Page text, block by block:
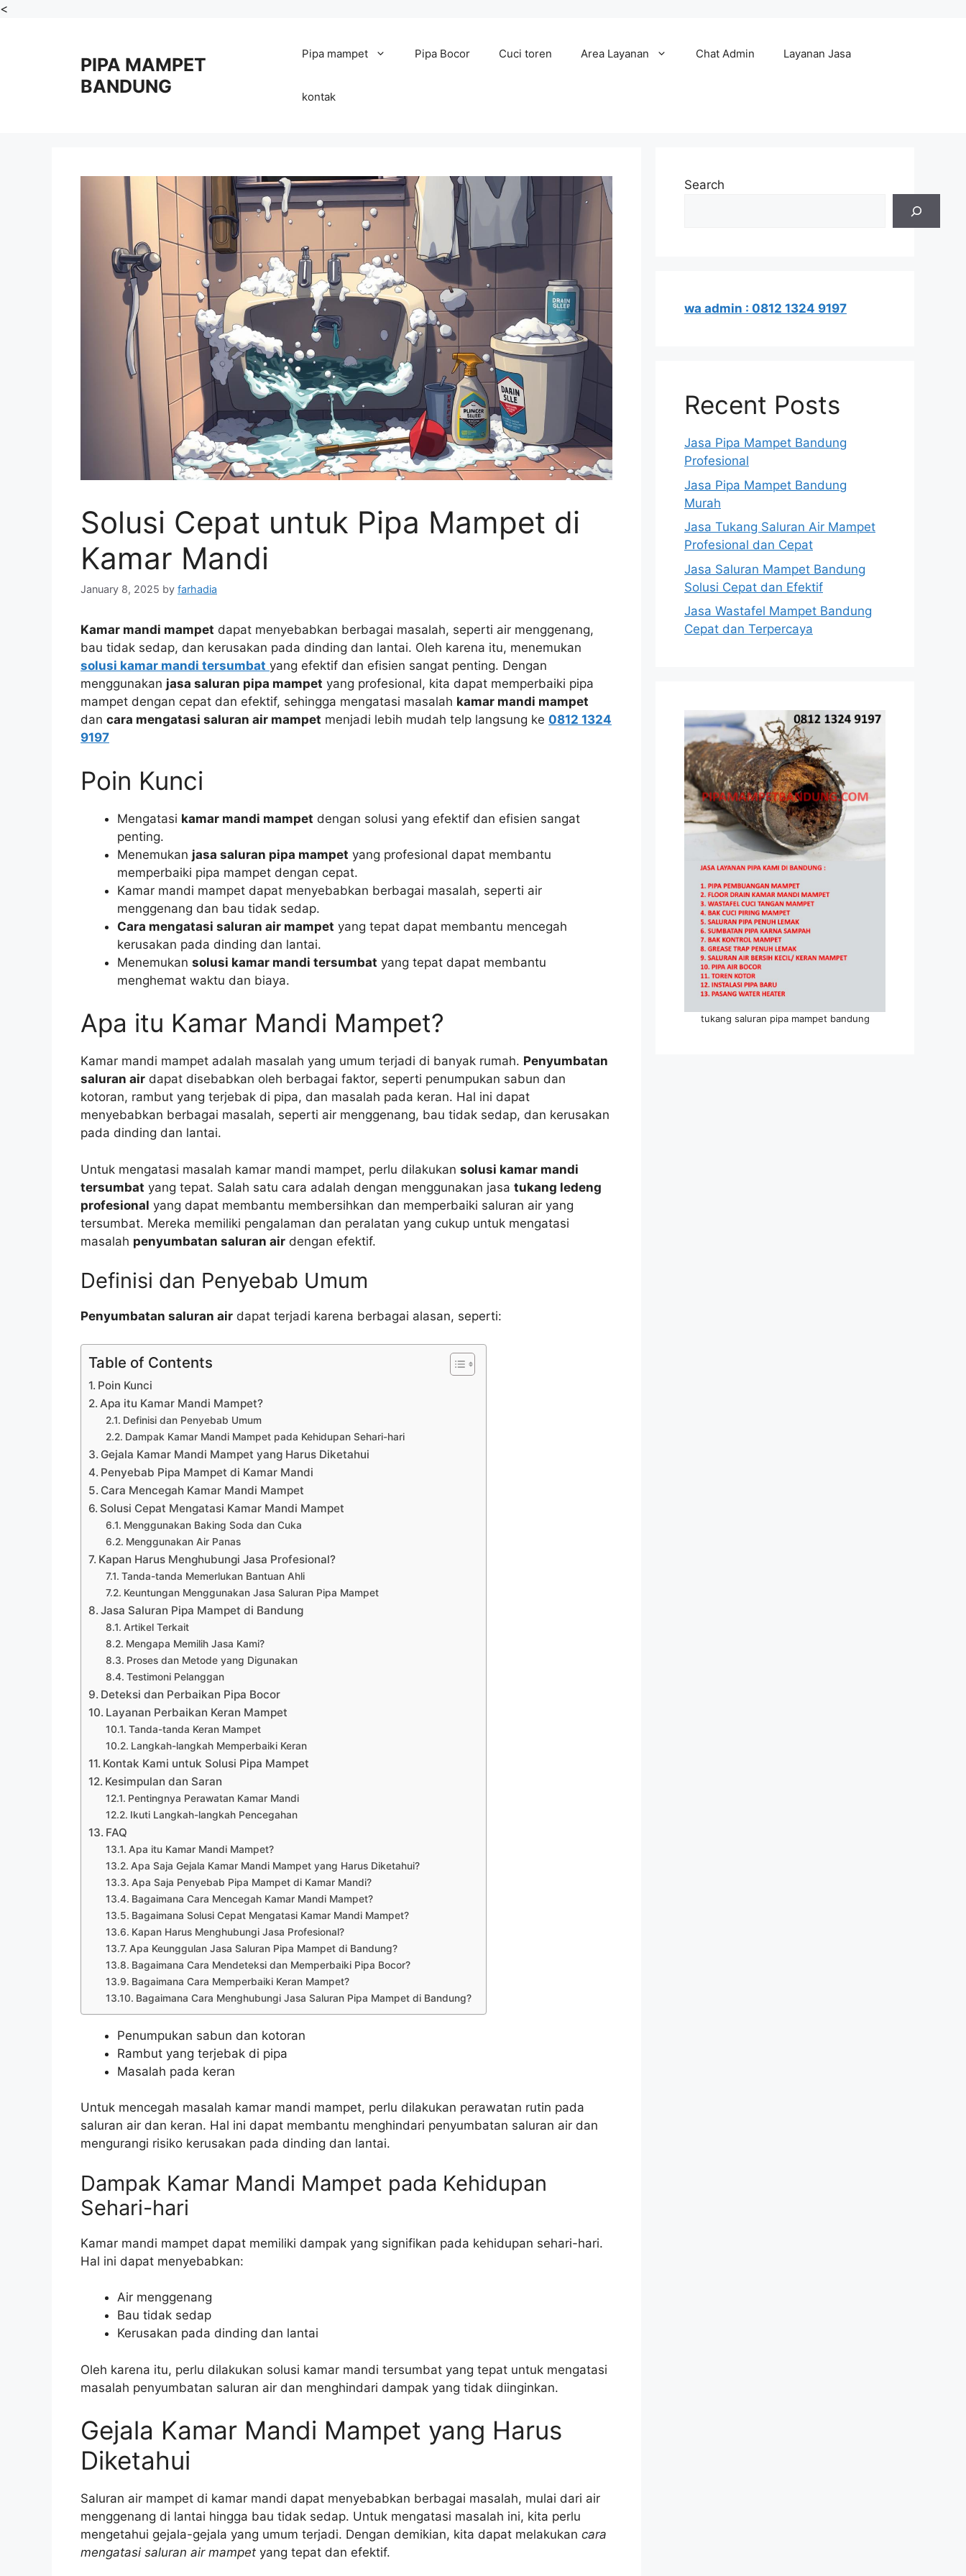
<
PIPA MAMPET
BANDUNG
Pipa mampet Pipa Bocor Cuci toren Area Layanan Chat Admin Layanan Jasa
kontak
Solusi Cepat untuk Pipa Mampet di
Kamar Mandi
January 8, 2025 by farhadia
Kamar mandi mampet dapat menyebabkan berbagai masalah, seperti air menggenang,
bau tidak sedap, dan kerusakan pada dinding dan lantai. Oleh karena itu, menemukan
solusi kamar mandi tersumbat yang efektif dan efisien sangat penting. Dengan
menggunakan jasa saluran pipa mampet yang profesional, kita dapat memperbaiki pipa
mampet dengan cepat dan efektif, sehingga mengatasi masalah kamar mandi mampet
dan cara mengatasi saluran air mampet menjadi lebih mudah telp langsung ke 0812 1324
9197
Poin Kunci
Mengatasi kamar mandi mampet dengan solusi yang efektif dan efisien sangat
penting.
Menemukan jasa saluran pipa mampet yang profesional dapat membantu
memperbaiki pipa mampet dengan cepat.
Kamar mandi mampet dapat menyebabkan berbagai masalah, seperti air
menggenang dan bau tidak sedap.
Cara mengatasi saluran air mampet yang tepat dapat membantu mencegah
kerusakan pada dinding dan lantai.
Menemukan solusi kamar mandi tersumbat yang tepat dapat membantu
menghemat waktu dan biaya.
Apa itu Kamar Mandi Mampet?
Kamar mandi mampet adalah masalah yang umum terjadi di banyak rumah. Penyumbatan
saluran air dapat disebabkan oleh berbagai faktor, seperti penumpukan sabun dan
kotoran, rambut yang terjebak di pipa, dan masalah pada keran. Hal ini dapat
menyebabkan berbagai masalah, seperti air menggenang, bau tidak sedap, dan kerusakan
pada dinding dan lantai.
Untuk mengatasi masalah kamar mandi mampet, perlu dilakukan solusi kamar mandi
tersumbat yang tepat. Salah satu cara adalah dengan menggunakan jasa tukang ledeng
profesional yang dapat membantu membersihkan dan memperbaiki saluran air yang
tersumbat. Mereka memiliki pengalaman dan peralatan yang cukup untuk mengatasi
masalah penyumbatan saluran air dengan efektif.
Definisi dan Penyebab Umum
Penyumbatan saluran air dapat terjadi karena berbagai alasan, seperti:
Table of Contents
Poin Kunci
Apa itu Kamar Mandi Mampet?
Definisi dan Penyebab Umum
Dampak Kamar Mandi Mampet pada Kehidupan Sehari-hari
Gejala Kamar Mandi Mampet yang Harus Diketahui
Penyebab Pipa Mampet di Kamar Mandi
Cara Mencegah Kamar Mandi Mampet
Solusi Cepat Mengatasi Kamar Mandi Mampet
Menggunakan Baking Soda dan Cuka
Menggunakan Air Panas
Kapan Harus Menghubungi Jasa Profesional?
Tanda-tanda Memerlukan Bantuan Ahli
Keuntungan Menggunakan Jasa Saluran Pipa Mampet
Jasa Saluran Pipa Mampet di Bandung
Artikel Terkait
Mengapa Memilih Jasa Kami?
Proses dan Metode yang Digunakan
Testimoni Pelanggan
Deteksi dan Perbaikan Pipa Bocor
Layanan Perbaikan Keran Mampet
Tanda-tanda Keran Mampet
Langkah-langkah Memperbaiki Keran
Kontak Kami untuk Solusi Pipa Mampet
Kesimpulan dan Saran
Pentingnya Perawatan Kamar Mandi
Ikuti Langkah-langkah Pencegahan
FAQ
Apa itu Kamar Mandi Mampet?
Apa Saja Gejala Kamar Mandi Mampet yang Harus Diketahui?
Apa Saja Penyebab Pipa Mampet di Kamar Mandi?
Bagaimana Cara Mencegah Kamar Mandi Mampet?
Bagaimana Solusi Cepat Mengatasi Kamar Mandi Mampet?
Kapan Harus Menghubungi Jasa Profesional?
Apa Keunggulan Jasa Saluran Pipa Mampet di Bandung?
Bagaimana Cara Mendeteksi dan Memperbaiki Pipa Bocor?
Bagaimana Cara Memperbaiki Keran Mampet?
Bagaimana Cara Menghubungi Jasa Saluran Pipa Mampet di Bandung?
Penumpukan sabun dan kotoran
Rambut yang terjebak di pipa
Masalah pada keran
Untuk mencegah masalah kamar mandi mampet, perlu dilakukan perawatan rutin pada
saluran air dan keran. Hal ini dapat membantu menghindari penyumbatan saluran air dan
mengurangi risiko kerusakan pada dinding dan lantai.
Dampak Kamar Mandi Mampet pada Kehidupan
Sehari-hari
Kamar mandi mampet dapat memiliki dampak yang signifikan pada kehidupan sehari-hari.
Hal ini dapat menyebabkan:
Air menggenang
Bau tidak sedap
Kerusakan pada dinding dan lantai
Oleh karena itu, perlu dilakukan solusi kamar mandi tersumbat yang tepat untuk mengatasi
masalah penyumbatan saluran air dan menghindari dampak yang tidak diinginkan.
Gejala Kamar Mandi Mampet yang Harus
Diketahui
Saluran air mampet di kamar mandi dapat menyebabkan berbagai masalah, mulai dari air
menggenang di lantai hingga bau tidak sedap. Untuk mengatasi masalah ini, kita perlu
mengetahui gejala-gejala yang umum terjadi. Dengan demikian, kita dapat melakukan cara
mengatasi saluran air mampet yang tepat dan efektif.
Search
wa admin : 0812 1324 9197
Recent Posts
Jasa Pipa Mampet Bandung
Profesional
Jasa Pipa Mampet Bandung
Murah
Jasa Tukang Saluran Air Mampet
Profesional dan Cepat
Jasa Saluran Mampet Bandung
Solusi Cepat dan Efektif
Jasa Wastafel Mampet Bandung
Cepat dan Terpercaya
tukang saluran pipa mampet bandung